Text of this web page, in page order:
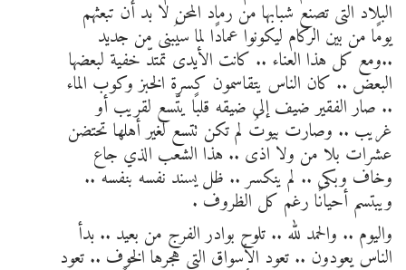
البلاد التى تصنع شبابها من رماد المحن لا بد أن تبعثهم
يومًا من بين الركام ليكونوا عمادًا لما سيُبنى من جديد
..ومع كل هذا العناء .. كانت الأيدى تمتدّ خفية لبعضها
البعض .. كان الناس يتقاسمون كسرة الخبز وكوب الماء
.. صار الفقير ضيف إلى ضيقه قلبًا يتّسع لقريب أو
غريب .. وصارت بيوتُ لم تكن تتسع لغير أهلها تحتضن
عشرات بلا من ولا اذى .. هذا الشعب الذي جاع
وخاف وبكى .. لم ينكسر .. ظل يسند نفسه بنفسه ..
ويبتسم أحيانًا رغم كل الظروف .
واليوم .. والحمد لله .. تلوح بوادر الفرج من بعيد .. بدأ
الناس يعودون .. تعود الأسواق التى هجرها الخوف .. تعود